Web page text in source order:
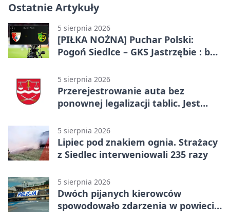
Ostatnie Artykuły
5 sierpnia 2026
[PIŁKA NOŻNA] Puchar Polski:
Pogoń Siedlce – GKS Jastrzębie : bez
5 sierpnia 2026
Przerejestrowanie auta bez
ponownej legalizacji tablic. Jest
5 sierpnia 2026
Lipiec pod znakiem ognia. Strażacy
z Siedlec interweniowali 235 razy
5 sierpnia 2026
Dwóch pijanych kierowców
spowodowało zdarzenia w powiecie